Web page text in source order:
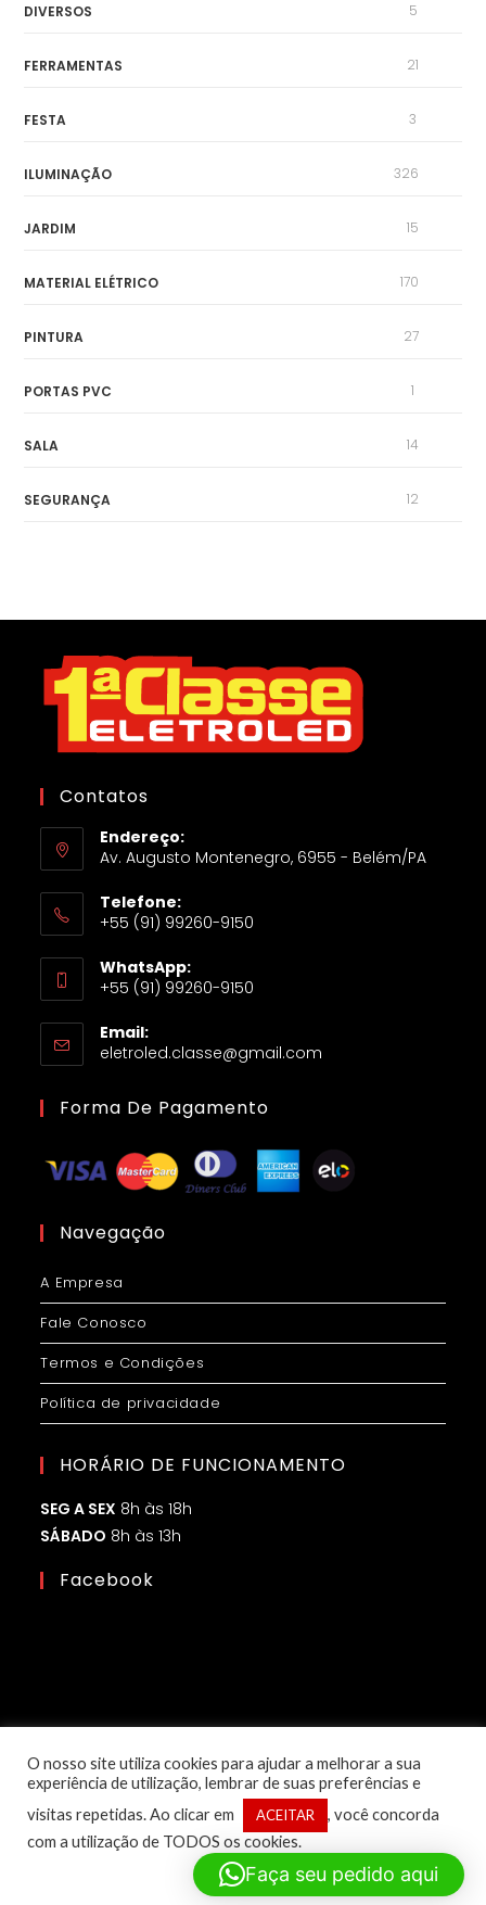
DIVERSOS 5
FERRAMENTAS 21
FESTA 3
ILUMINAÇÃO 326
JARDIM 15
MATERIAL ELÉTRICO 170
PINTURA 27
PORTAS PVC 1
SALA 14
SEGURANÇA 12
Contatos
Endereço:
Av. Augusto Montenegro, 6955 - Belém/PA
Telefone:
+55 (91) 99260-9150
WhatsApp:
+55 (91) 99260-9150
Email:
eletroled.classe@gmail.com
Forma De Pagamento
Navegação
A Empresa
Fale Conosco
Termos e Condições
Política de privacidade
HORÁRIO DE FUNCIONAMENTO
SEG A SEX 8h às 18h
SÁBADO 8h às 13h
Facebook
© Copyright 2025 – 1ª Classe Eletroled | Desenvolvido por:
Flow Marketing Digital
CNPJ: 51.125.488/0001-14
O nosso site utiliza cookies para ajudar a melhorar a sua
experiência de utilização, lembrar de suas preferências e
visitas repetidas. Ao clicar em
ACEITAR
, você concorda
com a utilização de TODOS os cookies.
Faça seu pedido aqui